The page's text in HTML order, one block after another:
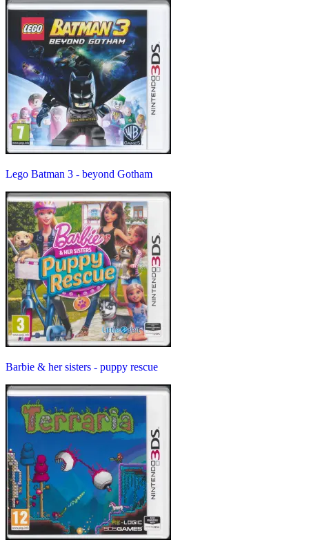
Lego Batman 3 - beyond Gotham
Barbie & her sisters - puppy rescue